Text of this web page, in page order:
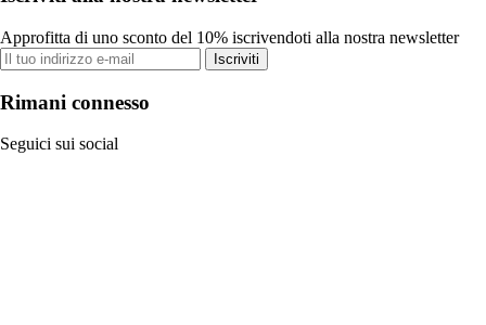
Approfitta di uno sconto del 10% iscrivendoti alla nostra newsletter
Iscriviti
Rimani connesso
Seguici sui social